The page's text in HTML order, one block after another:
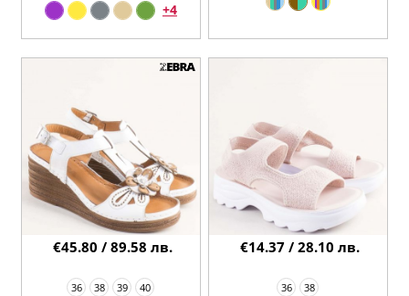
+4
36 38 39 40
€45.80 / 89.58 лв.
36 38
€14.37 / 28.10 лв.